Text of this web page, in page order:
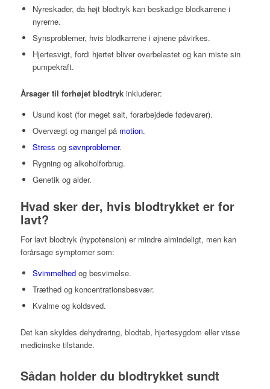
Nyreskader, da højt blodtryk kan beskadige blodkarrene i
nyrerne.
Synsproblemer, hvis blodkarrene i øjnene påvirkes.
Hjertesvigt, fordi hjertet bliver overbelastet og kan miste sin
pumpekraft.
Årsager til forhøjet blodtrykinkluderer:
Usund kost (for meget salt, forarbejdede fødevarer).
Overvægt og mangel på motion.
Stress og søvnproblemer.
Rygning og alkoholforbrug.
Genetik og alder.
Hvad sker der, hvis blodtrykket er for
lavt?
For lavt blodtryk (hypotension) er mindre almindeligt, men kan
forårsage symptomer som:
Svimmelhedog besvimelse.
Træthed og koncentrationsbesvær.
Kvalme og koldsved.
Det kan skyldes dehydrering, blodtab, hjertesygdom eller visse
medicinske tilstande.
Sådan holder du blodtrykket sundt